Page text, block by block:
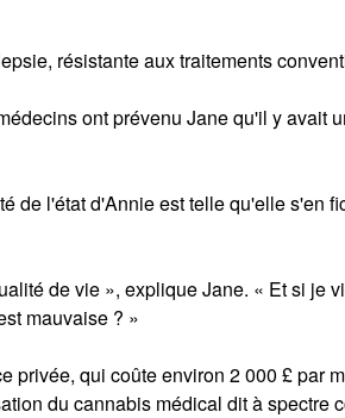
résistante aux traitements
ont prévenu Jane qu'il y avait
de l'état d'Annie est telle qu'elle s'en
de vie », explique Jane. « Et si je
mauvaise ? »
privée, qui coûte environ 2 000 £ par
du cannabis médical dit à spectre